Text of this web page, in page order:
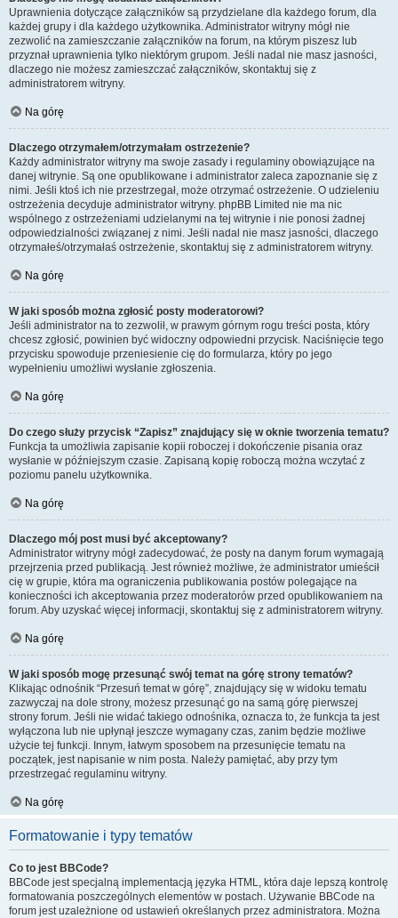
Uprawnienia dotyczące załączników są przydzielane dla każdego forum, dla
każdej grupy i dla każdego użytkownika. Administrator witryny mógł nie
zezwolić na zamieszczanie załączników na forum, na którym piszesz lub
przyznał uprawnienia tylko niektórym grupom. Jeśli nadal nie masz jasności,
dlaczego nie możesz zamieszczać załączników, skontaktuj się z
administratorem witryny.
Na górę
Dlaczego otrzymałem/otrzymałam ostrzeżenie?
Każdy administrator witryny ma swoje zasady i regulaminy obowiązujące na
danej witrynie. Są one opublikowane i administrator zaleca zapoznanie się z
nimi. Jeśli ktoś ich nie przestrzegał, może otrzymać ostrzeżenie. O udzieleniu
ostrzeżenia decyduje administrator witryny. phpBB Limited nie ma nic
wspólnego z ostrzeżeniami udzielanymi na tej witrynie i nie ponosi żadnej
odpowiedzialności związanej z nimi. Jeśli nadal nie masz jasności, dlaczego
otrzymałeś/otrzymałaś ostrzeżenie, skontaktuj się z administratorem witryny.
Na górę
W jaki sposób można zgłosić posty moderatorowi?
Jeśli administrator na to zezwolił, w prawym górnym rogu treści posta, który
chcesz zgłosić, powinien być widoczny odpowiedni przycisk. Naciśnięcie tego
przycisku spowoduje przeniesienie cię do formularza, który po jego
wypełnieniu umożliwi wysłanie zgłoszenia.
Na górę
Do czego służy przycisk “Zapisz” znajdujący się w oknie tworzenia tematu?
Funkcja ta umożliwia zapisanie kopii roboczej i dokończenie pisania oraz
wysłanie w późniejszym czasie. Zapisaną kopię roboczą można wczytać z
poziomu panelu użytkownika.
Na górę
Dlaczego mój post musi być akceptowany?
Administrator witryny mógł zadecydować, że posty na danym forum wymagają
przejrzenia przed publikacją. Jest również możliwe, że administrator umieścił
cię w grupie, która ma ograniczenia publikowania postów polegające na
konieczności ich akceptowania przez moderatorów przed opublikowaniem na
forum. Aby uzyskać więcej informacji, skontaktuj się z administratorem witryny.
Na górę
W jaki sposób mogę przesunąć swój temat na górę strony tematów?
Klikając odnośnik “Przesuń temat w górę”, znajdujący się w widoku tematu
zazwyczaj na dole strony, możesz przesunąć go na samą górę pierwszej
strony forum. Jeśli nie widać takiego odnośnika, oznacza to, że funkcja ta jest
wyłączona lub nie upłynął jeszcze wymagany czas, zanim będzie możliwe
użycie tej funkcji. Innym, łatwym sposobem na przesunięcie tematu na
początek, jest napisanie w nim posta. Należy pamiętać, aby przy tym
przestrzegać regulaminu witryny.
Na górę
Formatowanie i typy tematów
Co to jest BBCode?
BBCode jest specjalną implementacją języka HTML, która daje lepszą kontrolę
formatowania poszczególnych elementów w postach. Używanie BBCode na
forum jest uzależnione od ustawień określanych przez administratora. Można